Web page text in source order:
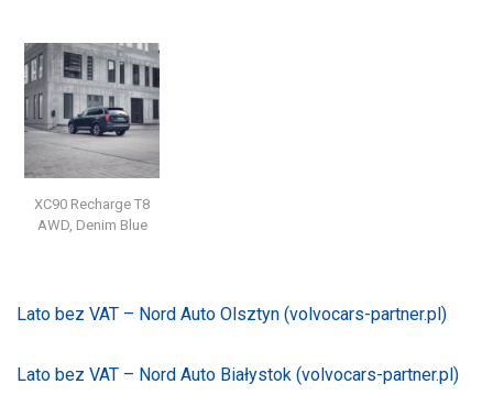
XC90 Recharge T8
AWD, Denim Blue
Lato bez VAT – Nord Auto Olsztyn (volvocars-partner.pl)
Lato bez VAT – Nord Auto Białystok (volvocars-partner.pl)